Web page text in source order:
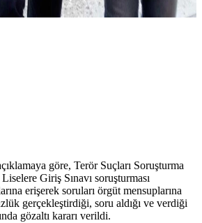
göre, Terör Suçları Soruşturma
Giriş Sınavı soruşturması
erişerek soruları örgüt mensuplarına
gerçekleştirdiği, soru aldığı ve verdiği
gözaltı kararı verildi.